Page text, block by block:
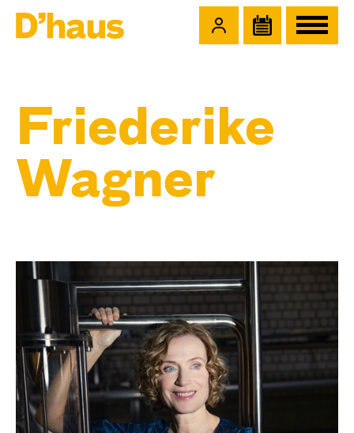
Friederike
Wagner